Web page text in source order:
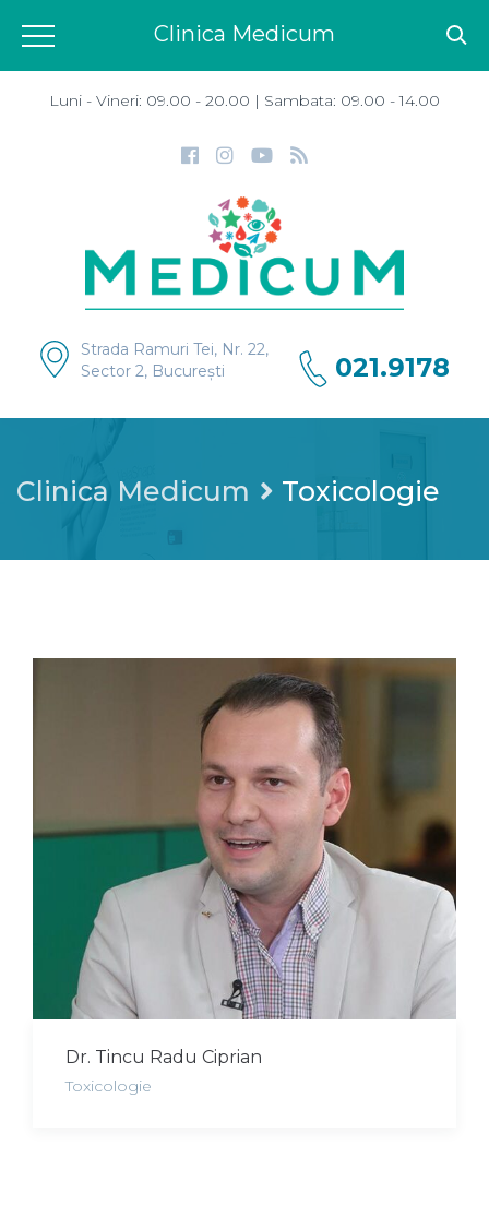
Luni - Vineri: 09.00 - 20.00 | Sambata: 09.00 - 14.00
Strada Ramuri Tei, Nr. 22,
Sector 2, București
021.9178
Clinica Medicum Toxicologie
Dr. Tincu Radu Ciprian
Toxicologie
Clinica Medicum